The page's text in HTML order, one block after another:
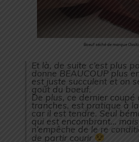
Boeuf séché de marque
Et là, de suite c’est plus
donne BEAUCOUP plus
est juste succulent et on
goût du boeuf.
De plus, ce dernier coupé
tranches, est pratique à
car il est tendre. Seul
qui est encombrant…
n’empêche de le re
de partir courir